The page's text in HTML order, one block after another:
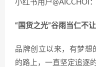
小红书用户@AICCHOI
“国货之光”谷雨当仁不
品牌创立以来，有梦想
的路上，一直坚定追逐